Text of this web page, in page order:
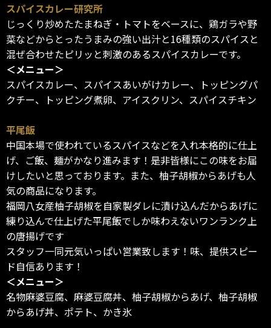
スパイスカレー研究所
じっくり炒めたたまねぎ・トマトをベースに、鶏ガラや野
菜などからとったうまみの強い出汁と16種類のスパイスと
混ぜ合わせたピリッと刺激のあるスパイスカレーです。
＜メニュー＞
スパイスカレー、スパイスあいがけカレー、トッピングパ
クチー、トッピング煮卵、アイスクリン、スパイスチキン
平尾飯
中国本場で使われているスパイスなどを入れ本格的に仕上
げ、ご飯、麺がかなり進みます！是非皆様にこの味をお届
けしたいと思っております。また、柚子胡椒からあげも人
気の商品になります。
福岡八女産柚子胡椒を自家製ダレに漬け込んだからあげに
練り込んで仕上げた平尾飯でしか味わえないワンランク上
の唐揚げです
スタッフ一同元気いっぱい営業致します！味、提供スピー
ド自信あります！
＜メニュー＞
名物麻婆豆腐、麻婆豆腐丼、柚子胡椒からあげ、柚子胡椒
からあげ丼、ポテト、かき氷